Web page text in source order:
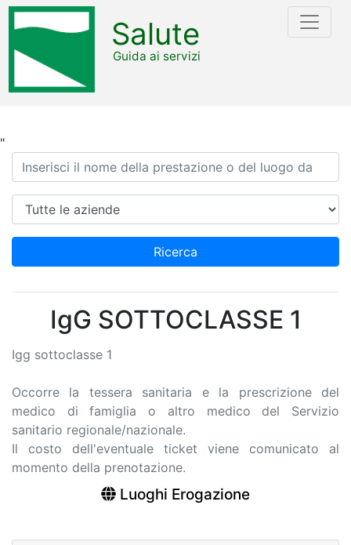
"
Salute
Guida ai servizi
Ricerca
Azienda
Ricerca
IgG SOTTOCLASSE 1
Igg sottoclasse 1
Occorre la tessera sanitaria e la prescrizione del
medico di famiglia o altro medico del Servizio
sanitario regionale/nazionale.
Il costo dell'eventuale ticket viene comunicato al
momento della prenotazione.
Luoghi Erogazione